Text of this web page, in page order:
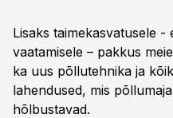
Lisaks taimekasvatusele -
vaatamisele – pakkus
ka uus põllutehnika ja
lahendused, mis
hõlbustavad.